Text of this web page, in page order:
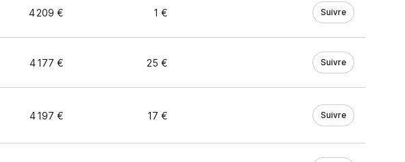
4 209 € 1 € Suivre
4 177 € 25 € Suivre
4 197 € 17 € Suivre